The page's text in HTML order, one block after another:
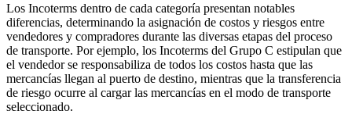
Los Incoterms dentro de cada categoría presentan notables
diferencias, determinando la asignación de costos y riesgos entre
vendedores y compradores durante las diversas etapas del proceso
de transporte. Por ejemplo, los Incoterms del Grupo C estipulan que
el vendedor se responsabiliza de todos los costos hasta que las
mercancías llegan al puerto de destino, mientras que la transferencia
de riesgo ocurre al cargar las mercancías en el modo de transporte
seleccionado.